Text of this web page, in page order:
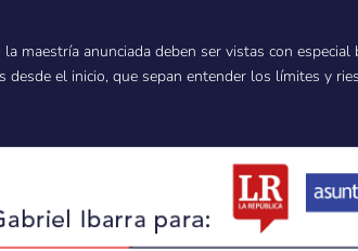
la maestría anunciada deben ser vistas con
desde el inicio, que sepan entender los límites y